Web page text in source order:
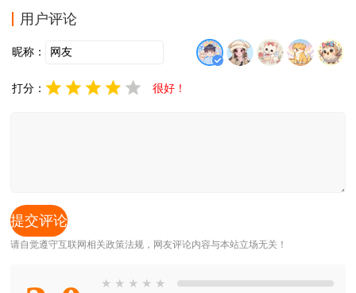
用户评论
昵称：
打分： 很好！
请自觉遵守互联网相关政策法规，网友评论内容与本站立场无关！
★ ★ ★ ★ ★